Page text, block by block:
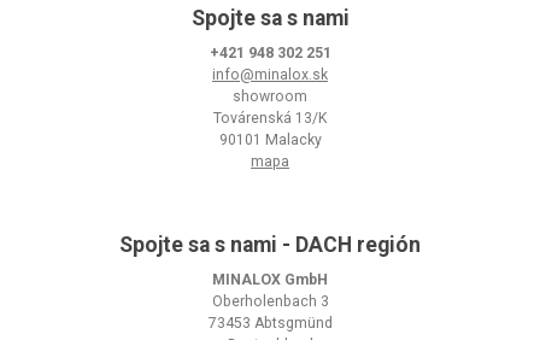
Spojte sa s nami
+421 948 302 251
info@minalox.sk
showroom
Továrenská 13/K
90101 Malacky
mapa
Spojte sa s nami - DACH región
MINALOX GmbH
Oberholenbach 3
73453 Abtsgmünd